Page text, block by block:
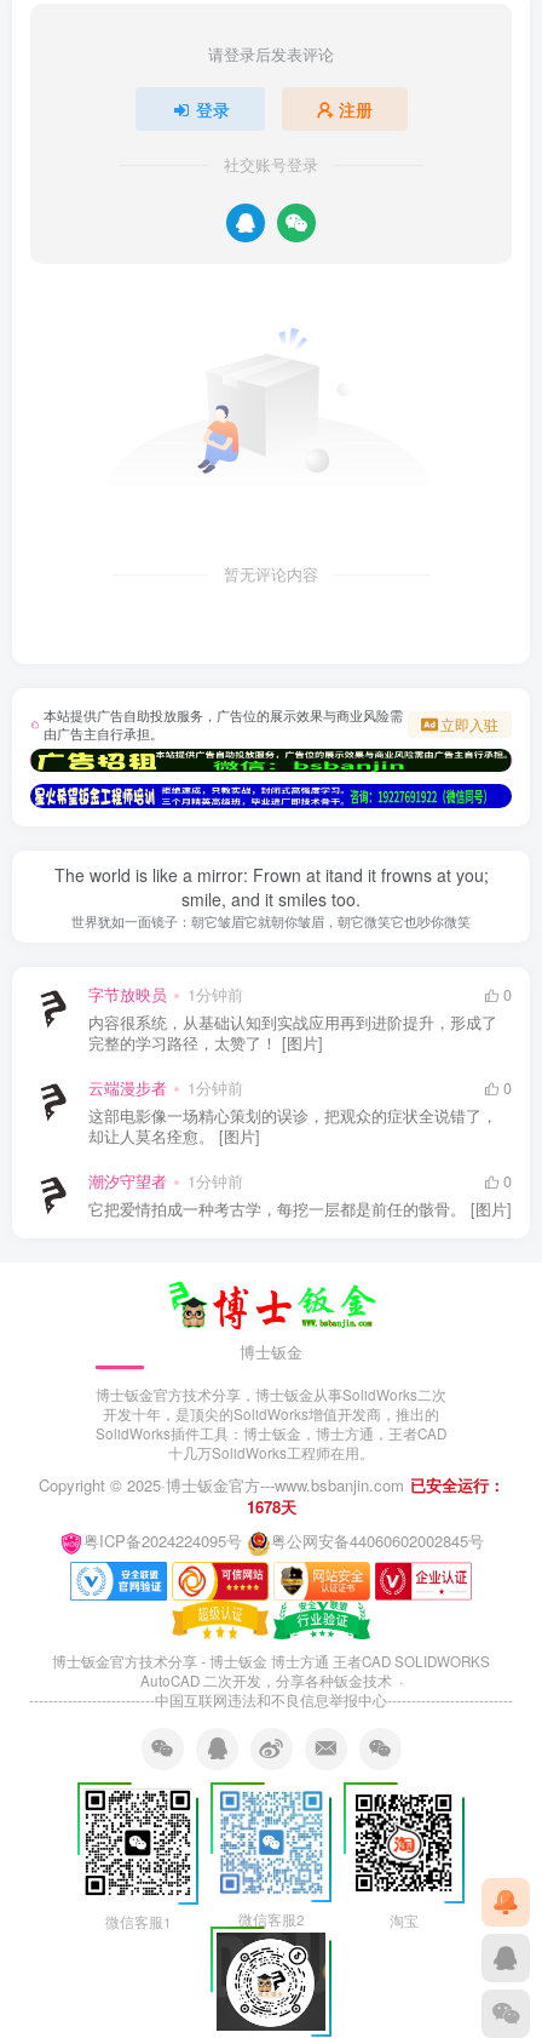
请登录后发表评论
登录 注册
社交账号登录
暂无评论内容
本站提供广告自助投放服务，广告位的展示效果与商业风险需
由广告主自行承担。
立即入驻
The world is like a mirror: Frown at itand it frowns at you;
smile, and it smiles too.
世界犹如一面镜子：朝它皱眉它就朝你皱眉，朝它微笑它也吵你微笑
字节放映员 1分钟前
0
内容很系统，从基础认知到实战应用再到进阶提升，形成了
完整的学习路径，太赞了！ [图片]
云端漫步者 1分钟前
0
这部电影像一场精心策划的误诊，把观众的症状全说错了，
却让人莫名痊愈。 [图片]
潮汐守望者 1分钟前
0
它把爱情拍成一种考古学，每挖一层都是前任的骸骨。 [图片]
博士钣金
博士钣金官方技术分享，博士钣金从事SolidWorks二次
开发十年，是顶尖的SolidWorks增值开发商，推出的
SolidWorks插件工具：博士钣金，博士方通，王者CAD
十几万SolidWorks工程师在用。
Copyright © 2025·博士钣金官方---www.bsbanjin.com 已安全运行：
1678天
粤ICP备2024224095号
粤公网安备44060602002845号
博士钣金官方技术分享 - 博士钣金 博士方通 王者CAD SOLIDWORKS
AutoCAD 二次开发，分享各种钣金技术 ·
--------------------------中国互联网违法和不良信息举报中心--------------------------
微信客服1 微信客服2 淘宝